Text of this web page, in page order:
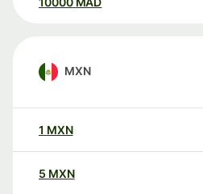
MXN
1 MXN
5 MXN